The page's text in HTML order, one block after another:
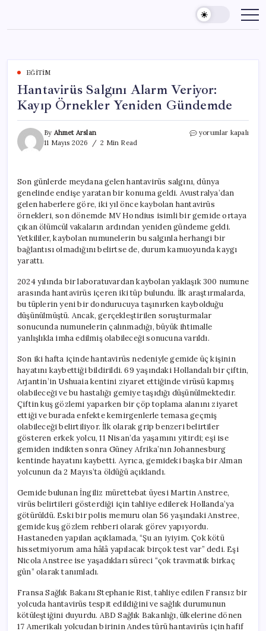
content
EĞITIM
Hantavirüs Salgını Alarm Veriyor:
Kayıp Örnekler Yeniden Gündemde
By Ahmet Arslan
11 Mayıs 2026
2 Min Read
Hantavirüs
Örnekler
Yeniden
Gündemde
için
yorumlar kapalı
Son günlerde meydana gelen hantavirüs salgını, dünya
genelinde endişe yaratan bir konuma geldi. Avustralya’dan
gelen haberlere göre, iki yıl önce kaybolan hantavirüs
örnekleri, son dönemde MV Hondius isimli bir gemide ortaya
çıkan ölümcül vakaların ardından yeniden gündeme geldi.
Yetkililer, kaybolan numunelerin bu salgınla herhangi bir
bağlantısı olmadığını belirtse de, durum kamuoyunda kaygı
yarattı.
2024 yılında bir laboratuvardan kaybolan yaklaşık 300 numune
arasında hantavirüs içeren iki tüp bulundu. İlk araştırmalarda,
bu tüplerin yeni bir dondurucuya taşınırken kaybolduğu
düşünülmüştü. Ancak, gerçekleştirilen soruşturmalar
sonucunda numunelerin çalınmadığı, büyük ihtimalle
yanlışlıkla imha edilmiş olabileceği sonucuna varıldı.
Son iki hafta içinde hantavirüs nedeniyle gemide üç kişinin
hayatını kaybettiği bildirildi. 69 yaşındaki Hollandalı bir çiftin,
Arjantin’in Ushuaia kentini ziyaret ettiğinde virüsü kapmış
olabileceği ve bu hastalığı gemiye taşıdığı düşünülmektedir.
Çiftin kuş gözlemi yaparken bir çöp toplama alanını ziyaret
ettiği ve burada enfekte kemirgenlerle temasa geçmiş
olabileceği belirtiliyor. İlk olarak grip benzeri belirtiler
gösteren erkek yolcu, 11 Nisan’da yaşamını yitirdi; eşi ise
gemiden indikten sonra Güney Afrika’nın Johannesburg
kentinde hayatını kaybetti. Ayrıca, gemideki başka bir Alman
yolcunun da 2 Mayıs’ta öldüğü açıklandı.
Gemide bulunan İngiliz mürettebat üyesi Martin Anstree,
virüs belirtileri gösterdiği için tahliye edilerek Hollanda’ya
götürüldü. Eski bir polis memuru olan 56 yaşındaki Anstree,
gemide kuş gözlem rehberi olarak görev yapıyordu.
Hastaneden yapılan açıklamada, “Şu an iyiyim. Çok kötü
hissetmiyorum ama hâlâ yapılacak birçok test var” dedi. Eşi
Nicola Anstree ise yaşadıkları süreci “çok travmatik birkaç
gün” olarak tanımladı.
Fransa Sağlık Bakanı Stephanie Rist, tahliye edilen Fransız bir
yolcuda hantavirüs tespit edildiğini ve sağlık durumunun
kötüleştiğini duyurdu. ABD Sağlık Bakanlığı, ülkelerine dönen
17 Amerikalı yolcudan birinin Andes türü hantavirüs için hafif